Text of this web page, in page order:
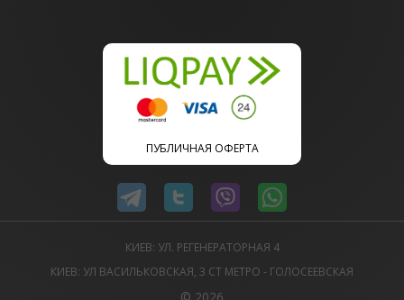
ПУБЛИЧНАЯ ОФЕРТА
КИЕВ: УЛ. РЕГЕНЕРАТОРНАЯ 4
КИЕВ: УЛ ВАСИЛЬКОВСКАЯ, 3 СТ МЕТРО - ГОЛОСЕЕВСКАЯ